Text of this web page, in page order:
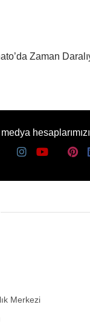
Zaman
Merkezi